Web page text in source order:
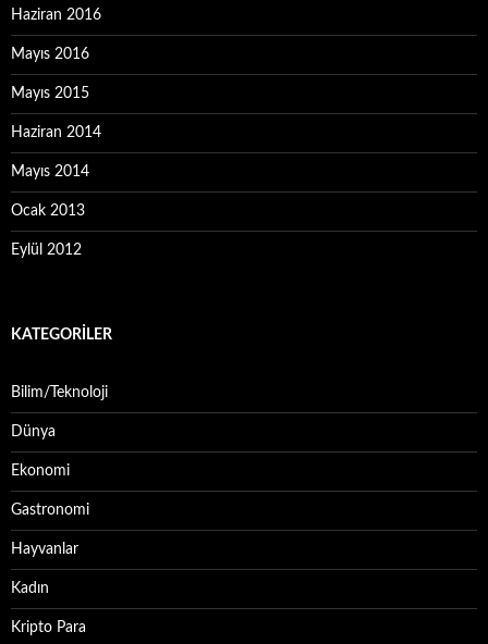
Haziran 2016
Mayıs 2016
Mayıs 2015
Haziran 2014
Mayıs 2014
Ocak 2013
Eylül 2012
KATEGORILER
Bilim/Teknoloji
Dünya
Ekonomi
Gastronomi
Hayvanlar
Kadın
Kripto Para